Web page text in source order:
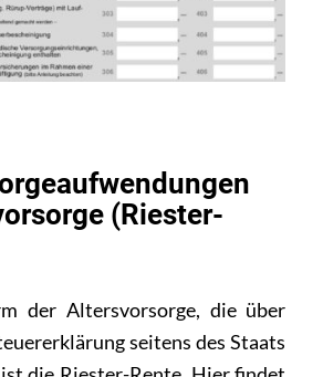
(Riester-
der Altersvorsorge, die über
seitens des Staats